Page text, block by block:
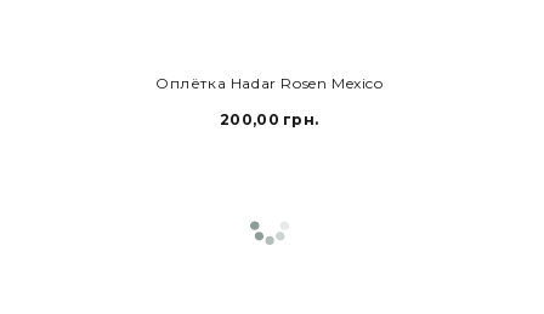
Оплётка Hadar Rosen Mexico
200,00 грн.